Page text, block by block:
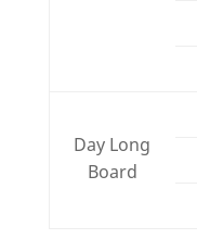
Day Long
Board